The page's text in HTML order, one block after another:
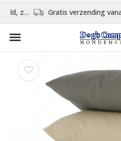
Gratis verzending vanaf €75,-